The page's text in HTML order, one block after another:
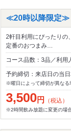
≪20時以降限定≫
2軒目利用にぴったりの
定番のおつまみ…
コース品数：3品／利用
予約締切：来店日の当
※曜日によって締切が異なる
3,500円 （税込）
※2時間飲み放題に変更の場